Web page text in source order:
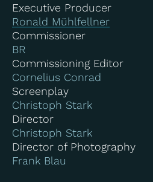
Executive Producer
Ronald Mühlfellner
Commissioner
BR
Commissioning Editor
Cornelius Conrad
Screenplay
Christoph Stark
Director
Christoph Stark
Director of Photography
Frank Blau